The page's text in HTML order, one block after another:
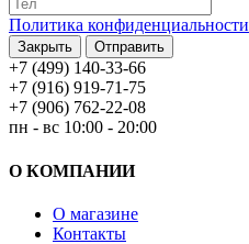
Политика конфиденциальности
Закрыть Отправить
+7 (499) 140-33-66
+7 (916) 919-71-75
+7 (906) 762-22-08
пн - вс 10:00 - 20:00
О КОМПАНИИ
О магазине
Контакты